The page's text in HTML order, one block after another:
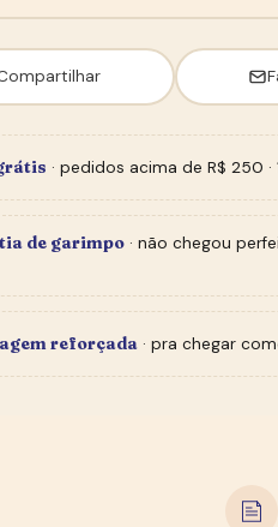
· pedidos acima de R$ 250 ·
de garimpo · não chegou
reforçada · pra chegar